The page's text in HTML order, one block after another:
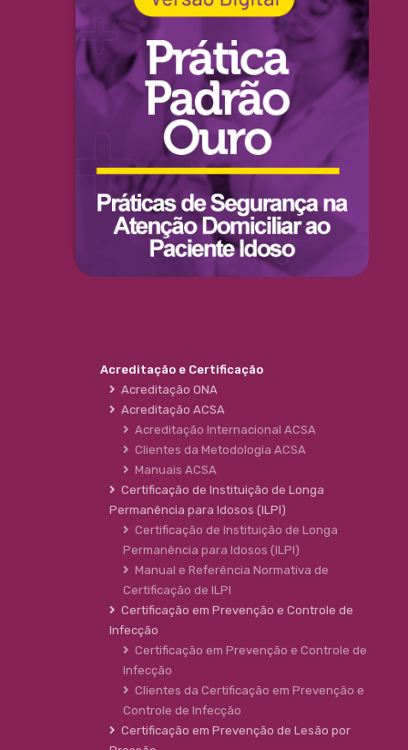
Acreditação e Certificação
Acreditação ONA
Acreditação ACSA
Acreditação Internacional ACSA
Clientes da Metodologia ACSA
Manuais ACSA
Certificação de Instituição de Longa
Permanência para Idosos (ILPI)
Certificação de Instituição de Longa
Permanência para Idosos (ILPI)
Manual e Referência Normativa de
Certificação de ILPI
Certificação em Prevenção e Controle de
Infecção
Certificação em Prevenção e Controle de
Infecção
Clientes da Certificação em Prevenção e
Controle de Infecção
Certificação em Prevenção de Lesão por